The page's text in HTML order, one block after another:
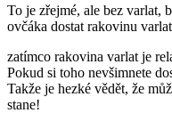
To je zřejmé, ale bez varlat,
ovčáka dostat rakovinu
zatímco rakovina varlat je
Pokud si toho nevšimnete
Takže je hezké vědět, že
stane!